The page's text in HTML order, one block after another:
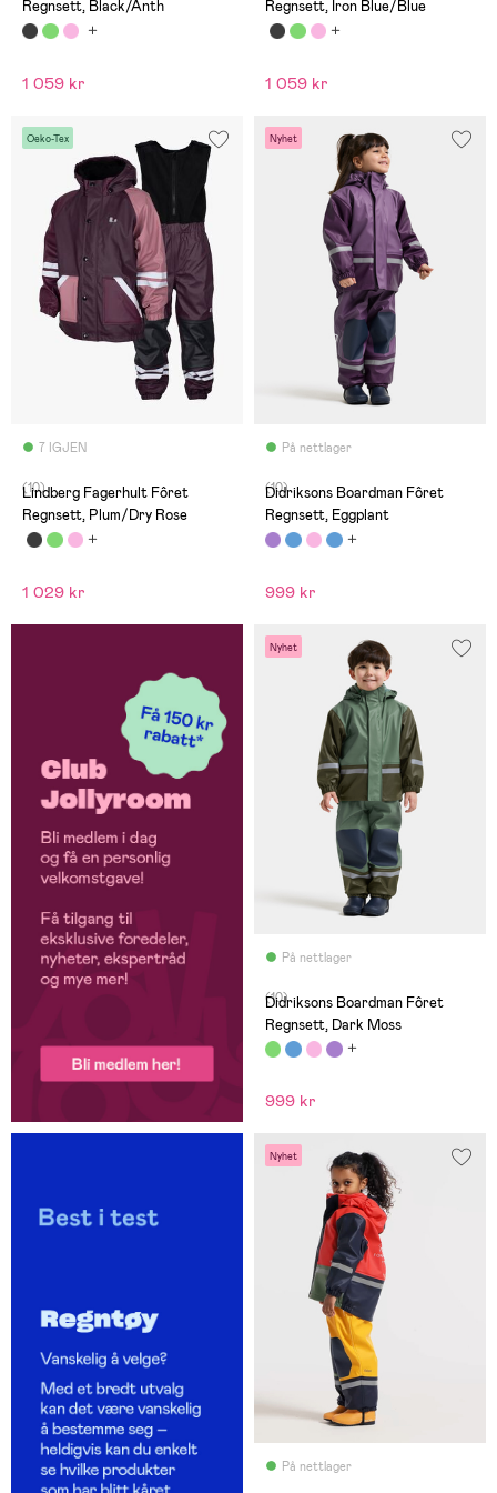
Regnsett, Black/Anth
1 059 kr
Regnsett, Iron Blue/Blue
1 059 kr
Oeko-Tex
7 IGJEN
(10)
Lindberg Fagerhult Fôret
Regnsett, Plum/Dry Rose
1 029 kr
Nyhet
På nettlager
(10)
Didriksons Boardman Fôret
Regnsett, Eggplant
999 kr
Nyhet
På nettlager
(10)
Didriksons Boardman Fôret
Regnsett, Dark Moss
999 kr
Nyhet
På nettlager